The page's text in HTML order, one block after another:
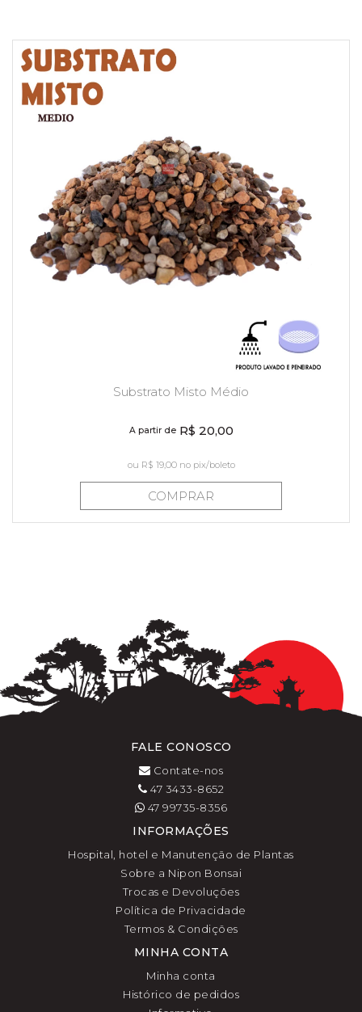
Substrato Misto Médio
A partir de R$ 20,00
ou R$ 19,00no pix/boleto
COMPRAR
FALE CONOSCO
Contate-nos
47 3433-8652
47 99735-8356
INFORMAÇÕES
Hospital, hotel e Manutenção de Plantas
Sobre a Nipon Bonsai
Trocas e Devoluções
Política de Privacidade
Termos & Condições
MINHA CONTA
Minha conta
Histórico de pedidos